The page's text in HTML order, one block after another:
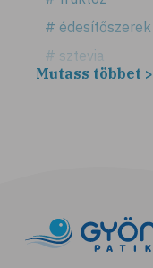
# édesítőszerek
# sztevia
# fogadalom
# célkitűzés
# étkezési napló
Mutass többet >